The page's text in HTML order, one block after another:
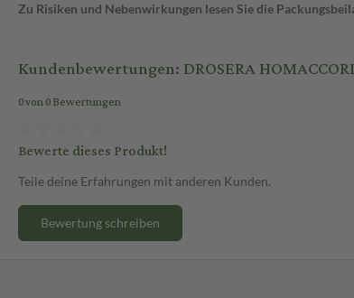
Zu Risiken und Nebenwirkungen lesen Sie die
Kundenbewertungen: DROSERA
0 von 0 Bewertungen
Bewerte dieses Produkt!
Teile deine Erfahrungen mit anderen Kunden.
Bewertung schreiben